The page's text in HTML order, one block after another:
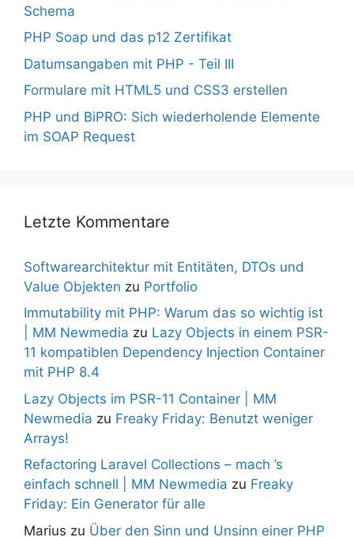
Schema
PHP Soap und das p12 Zertifikat
Datumsangaben mit PHP - Teil III
Formulare mit HTML5 und CSS3 erstellen
PHP und BiPRO: Sich wiederholende Elemente
im SOAP Request
Letzte Kommentare
Softwarearchitektur mit Entitäten, DTOs und
Value Objekten zu Portfolio
Immutability mit PHP: Warum das so wichtig ist
| MM Newmedia zu Lazy Objects in einem PSR-
11 kompatiblen Dependency Injection Container
mit PHP 8.4
Lazy Objects im PSR-11 Container | MM
Newmedia zu Freaky Friday: Benutzt weniger
Arrays!
Refactoring Laravel Collections – mach ’s
einfach schnell | MM Newmedia zu Freaky
Friday: Ein Generator für alle
Marius zu Über den Sinn und Unsinn einer PHP